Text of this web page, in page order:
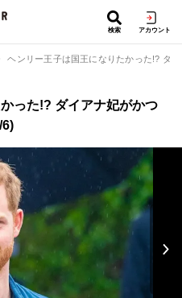
検索 アカウント
ヘンリー王子は国王になりたかった!? ダ
った!? ダイアナ妃がかつ
6)